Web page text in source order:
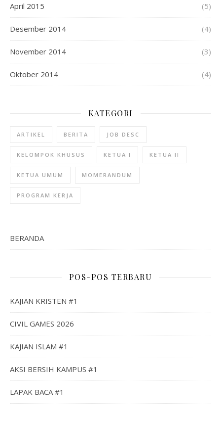
April 2015 (5)
Desember 2014 (4)
November 2014 (3)
Oktober 2014 (4)
KATEGORI
ARTIKEL BERITA JOB DESC
KELOMPOK KHUSUS KETUA I KETUA II
KETUA UMUM MOMERANDUM
PROGRAM KERJA
BERANDA
POS-POS TERBARU
KAJIAN KRISTEN #1
CIVIL GAMES 2026
KAJIAN ISLAM #1
AKSI BERSIH KAMPUS #1
LAPAK BACA #1